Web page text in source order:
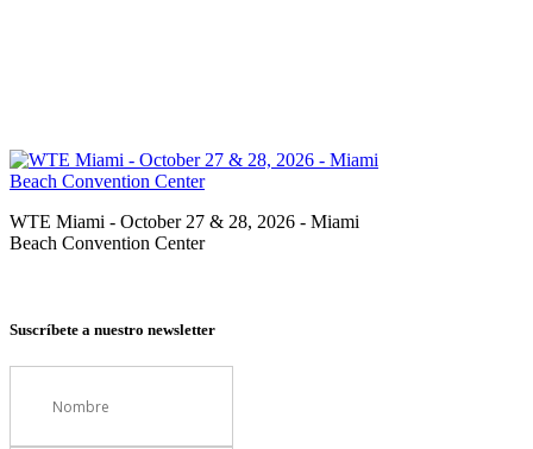
WTE Miami - October 27 & 28, 2026 - Miami
Beach Convention Center
Suscríbete a nuestro newsletter